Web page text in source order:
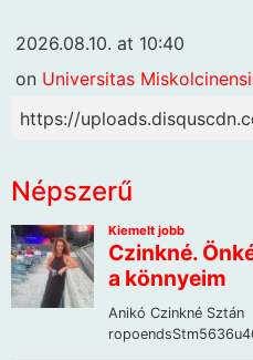
2026.08.10. at 10:40
on Universitas
https://
Népszerű